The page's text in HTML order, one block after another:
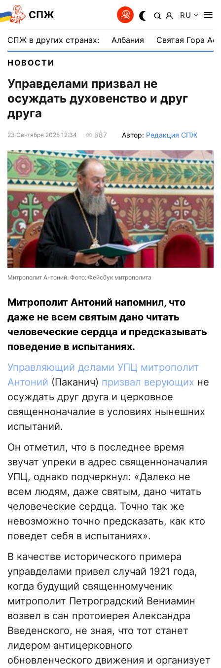
СПЖ RU
СПЖ в других странах: Албания Святая Гора
НОВОСТИ
Управделами призвал не
осуждать духовенство и друг
друга
23 Сентября 2025 12:34 687 Автор: Редакция СПЖ
Митрополит Антоний. Фото: Фейсбук митрополита
Митрополит Антоний напомнил, что
даже не всем святым дано читать
человеческие сердца и предсказывать
поведение в испытаниях.
Управляющий делами УПЦ митрополит
Антоний (Паканич) призвал верующих не
осуждать друг друга и церковное
священноначалие в условиях нынешних
испытаний.
Он отметил, что в последнее время
звучат упреки в адрес священноначалия
УПЦ, однако подчеркнул: «Далеко не
всем людям, даже святым, дано читать
человеческие сердца. Точно так же
невозможно точно предсказать, как кто
поведет себя в испытаниях».
В качестве исторического примера
управделами привел случай 1921 года,
когда будущий священномученик
митрополит Петроградский Вениамин
возвел в сан протоиерея Александра
Введенского, не зная, что тот станет
лидером антицерковного
обновленческого движения и организует